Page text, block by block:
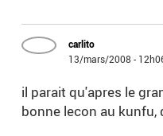
carlito
13/mars/2008 -
il parait qu'apres le
bonne lecon au kunfu,